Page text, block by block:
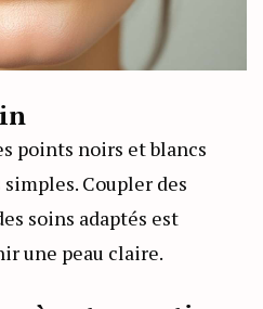
points noirs et blancs
Coupler des
soins adaptés est
une peau claire.